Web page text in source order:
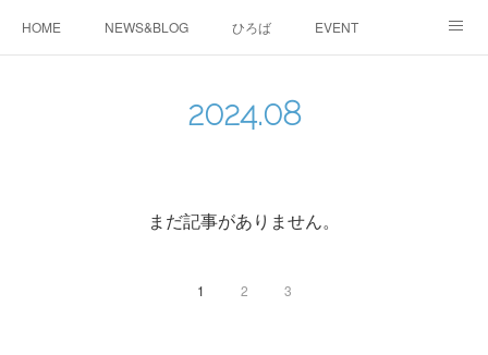
HOME NEWS&BLOG ひろば EVENT
2024.08
まだ記事がありません。
1 2 3